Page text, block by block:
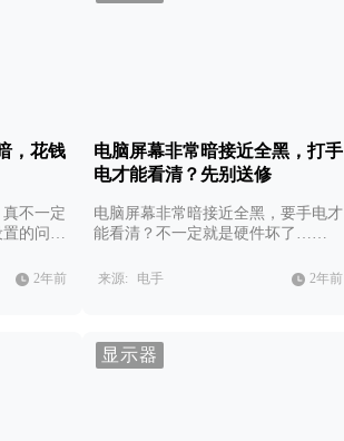
，花钱
不一定
的问
2年前
电脑屏幕非常暗接近全黑，打手
电才能看清？先别送修
电脑屏幕非常暗接近全黑，要手电才
能看清？不一定就是硬件坏了……
来源: 电手 2年前
显示器